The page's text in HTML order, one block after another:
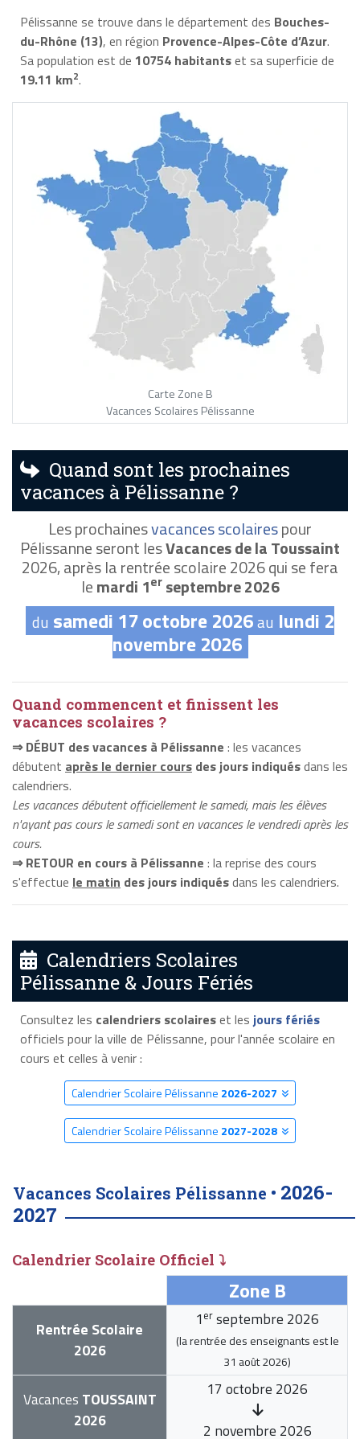
Pélissanne se trouve dans le département des Bouches-
du-Rhône (13), en région Provence-Alpes-Côte d’Azur.
Sa population est de 10754 habitantset sa superficie de
19.11 km2.
Carte Zone B
Vacances Scolaires Pélissanne
Quand sont les prochaines
vacances à Pélissanne ?
Les prochainesvacances scolairespour
Pélissanne seront lesVacances de la Toussaint
2026, après la rentrée scolaire 2026 qui se fera
lemardi 1erseptembre 2026
du samedi 17 octobre 2026au lundi 2
novembre 2026
Quand commencent et finissent les
vacances scolaires ?
⇒ DÉBUT des vacances à Pélissanne : les vacances
débutent après le dernier cours des jours indiquésdans les
calendriers.
Les vacances débutent officiellement le samedi, mais les élèves
n'ayant pas cours le samedi sont en vacances le vendredi après les
cours.
⇒ RETOUR en cours à Pélissanne : la reprise des cours
s'effectue le matin des jours indiquésdans les calendriers.
Calendriers Scolaires
Pélissanne & Jours Fériés
Consultez les calendriers scolaireset les jours fériés
officiels pour la ville de Pélissanne, pour l'année scolaire en
cours et celles à venir :
Calendrier Scolaire Pélissanne 2026-2027
Calendrier Scolaire Pélissanne 2027-2028
Vacances Scolaires Pélissanne • 2026-
2027
Calendrier Scolaire Officiel ⤵
Zone B
Rentrée Scolaire
2026
1 er septembre 2026
(la rentrée des enseignants est le
31 août 2026)
Vacances TOUSSAINT
2026
17 octobre 2026
2 novembre 2026